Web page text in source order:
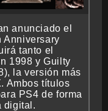
anunciado el
Anniversary
tanto el
1998 y Guilty
la versión más
Ambos títulos
PS4 de forma
digital.